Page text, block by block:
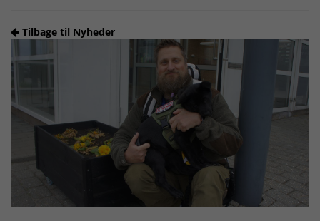
Tilbage til Nyheder